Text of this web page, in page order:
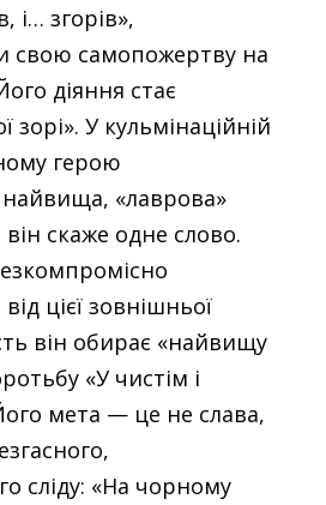
і… згорів»,
свою самопожертву на
діяння стає
зорі». У кульмінаційній
герою
«лаврова»
скаже одне слово.
цієї зовнішньої
він обирає «найвищу
«У чистім і
мета — це не слава,
сліду: «На чорному